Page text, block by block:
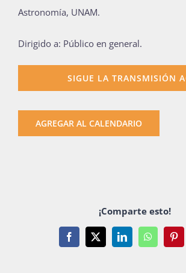
Bienvenida generación
Astronomía, UNAM.
Dirigido a: Público en general.
SIGUE LA TRANSMISIÓN
AGREGAR AL CALENDARIO
¡Comparte esto!
Facebook
X LinkedInWhatsApp